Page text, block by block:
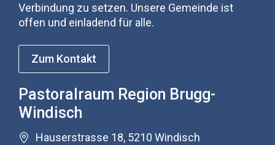
Verbindung zu setzen. Unsere Gemeinde ist
offen und einladend für alle.
Zum Kontakt
Pastoralraum Region Brugg-
Windisch
Hauserstrasse 18, 5210 Windisch